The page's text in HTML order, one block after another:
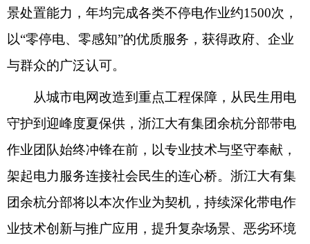
景处置能力，年均完成各类不停电作业约1500次，
以“零停电、零感知”的优质服务，获得政府、企业
与群众的广泛认可。
从城市电网改造到重点工程保障，从民生用电
守护到迎峰度夏保供，浙江大有集团余杭分部带电
作业团队始终冲锋在前，以专业技术与坚守奉献，
架起电力服务连接社会民生的连心桥。浙江大有集
团余杭分部将以本次作业为契机，持续深化带电作
业技术创新与推广应用，提升复杂场景、恶劣环境